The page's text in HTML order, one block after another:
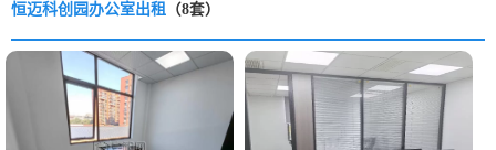
恒迈科创园办公室出租 （8套）